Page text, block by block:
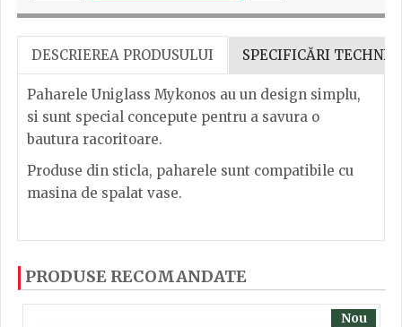
DESCRIEREA PRODUSULUI SPECIFICĂRI
Paharele Uniglass Mykonos au un design simplu,
si sunt special concepute pentru a savura o
bautura racoritoare.
Produse din sticla, paharele sunt compatibile cu
masina de spalat vase.
cu ajutorul steluțelor, și scrieți părerea dvs. Pentru
a putea să scrieți părerea trebuie să fiți înregistrat.
PRODUSE RECOMANDATE
Nou